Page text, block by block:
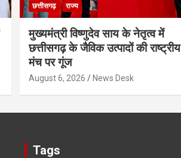
छत्तीसगढ़ राज्य
मुख्यमंत्री विष्णुदेव साय के नेतृत्व में
छत्तीसगढ़ के जैविक उत्पादों की राष्ट्रीय
मंच पर गूंज
August 6, 2026 News Desk
Tags